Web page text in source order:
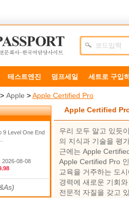
테스트엔진 덤프세일 세트로 구입
> Apple >Apple Certified Pro
9 Level One End
2026-08-08
Apple Certified
우리 모두 알고 있듯
의 지식과 기술을 평
근에는 Apple
Apple Certified Pro
교육을 거주하는 도
경력에 ​​새로운 기회
전문적 자질을 갖고